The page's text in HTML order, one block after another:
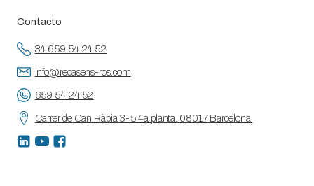
Contacto
34 659 54 24 52
info@recasens-ros.com
659 54 24 52
Carrer de Can Ràbia 3-5 4a planta. 08017 Barcelona.